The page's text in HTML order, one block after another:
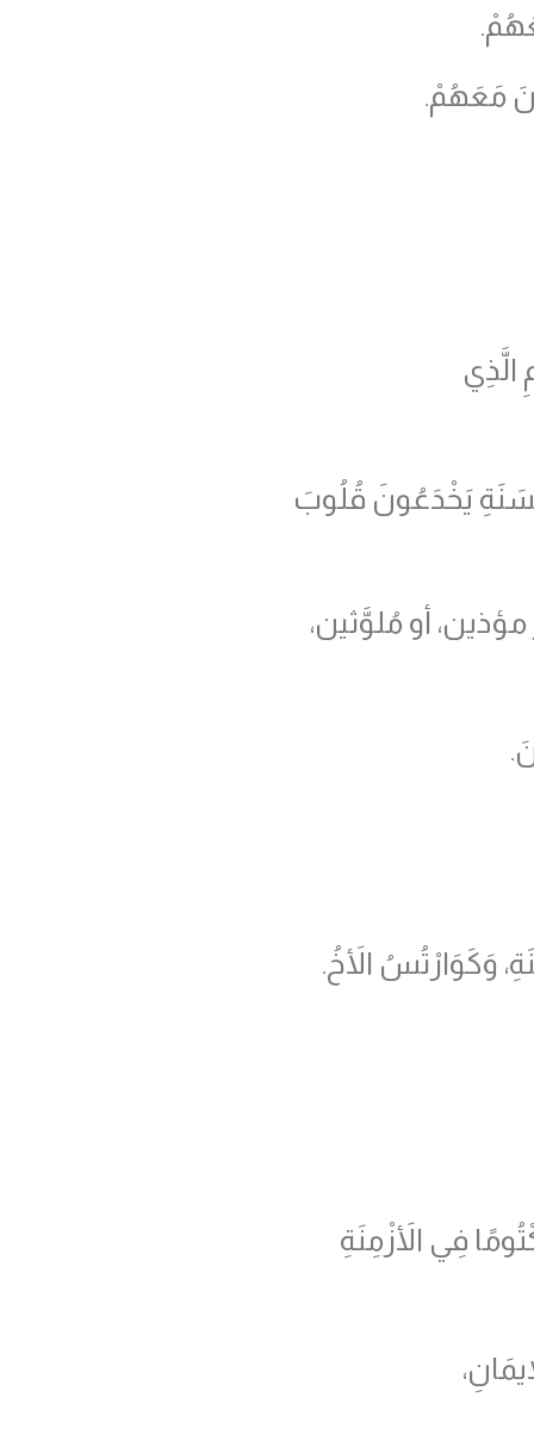
مَعَهُمْ.
الَّذِي
يَخْدَعُونَ قُلُوبَ
مؤذين، أو مُلوَّثين،
وَكَوَارْتُسُ الأَخُ.
فِي الأَزْمِنَةِ